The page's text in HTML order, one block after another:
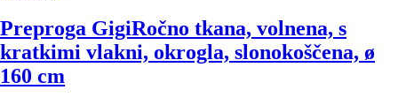
Preproga GigiRočno tkana, volnena, s
kratkimi vlakni, okrogla, slonokoščena, ø
160 cm